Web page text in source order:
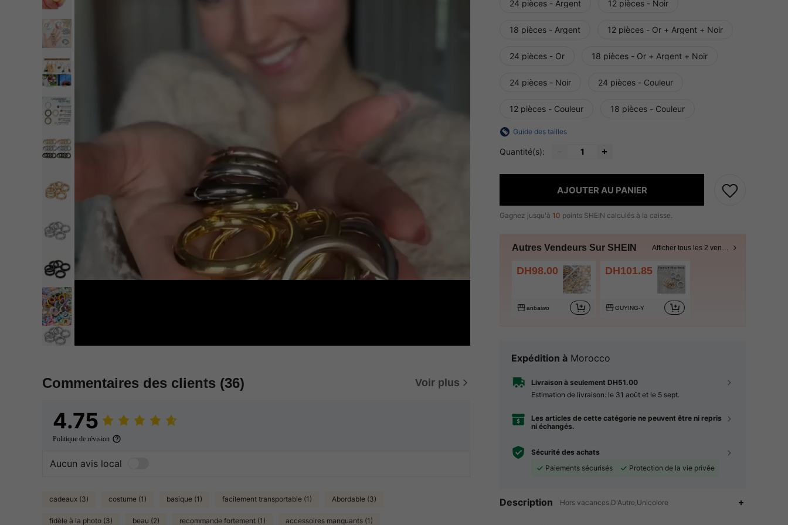
Commentaires des clients (36) Voir plus
4.75
Politique de révision
Aucun avis local
cadeaux (3) costume (1) basique (1) facilement transportable (1) Abordable (3)
fidèle à la photo (3) beau (2) recommande fortement (1) accessoires manquants (1)
24 pièces - Argent 12 pièces - Noir
18 pièces - Argent 12 pièces - Or + Argent + Noir
24 pièces - Or 18 pièces - Or + Argent + Noir
24 pièces - Noir 24 pièces - Couleur
12 pièces - Couleur 18 pièces - Couleur
Guide des tailles
Quantité(s):
AJOUTER AU PANIER
Gagnez jusqu'à 10 points SHEIN calculés à la caisse.
Autres Vendeurs Sur SHEIN Afficher tous les 2 vendeurs
DH98.00
anbaiwo
DH101.85
GUYING-Y
Expédition à Morocco
Livraison à seulement DH51.00
Estimation de livraison: le 31 août et le 5 sept.
Les articles de cette catégorie ne peuvent être ni repris
ni échangés.
Sécurité des achats
Paiements sécurisés
Protection de la vie privée
Description Hors vacances,D'Autre,Unicolore